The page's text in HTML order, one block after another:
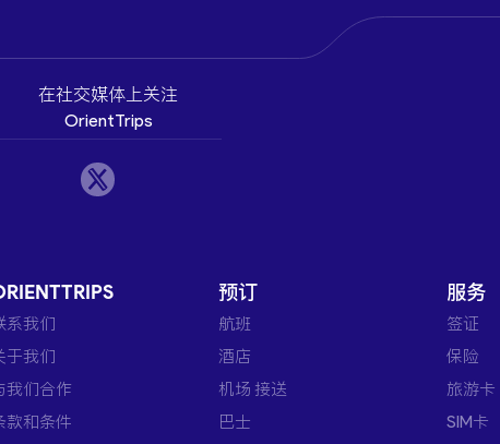
在社交媒体上关注
OrientTrips
系我们
于我们
我们合作
款和条件
预订
航班
酒店
机场 接送
巴士
服务
签证
保险
旅游卡
SIM卡